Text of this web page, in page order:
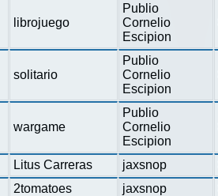
librojuego
Publio
Cornelio
Escipion
solitario
Publio
Cornelio
Escipion
wargame
Publio
Cornelio
Escipion
Litus Carreras jaxsnop
2tomatoes jaxsnop